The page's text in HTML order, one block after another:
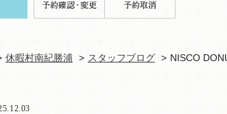
休暇村南紀勝浦 スタッフブログ NISCO